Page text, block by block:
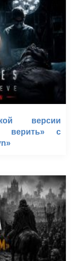
версии
верить» с